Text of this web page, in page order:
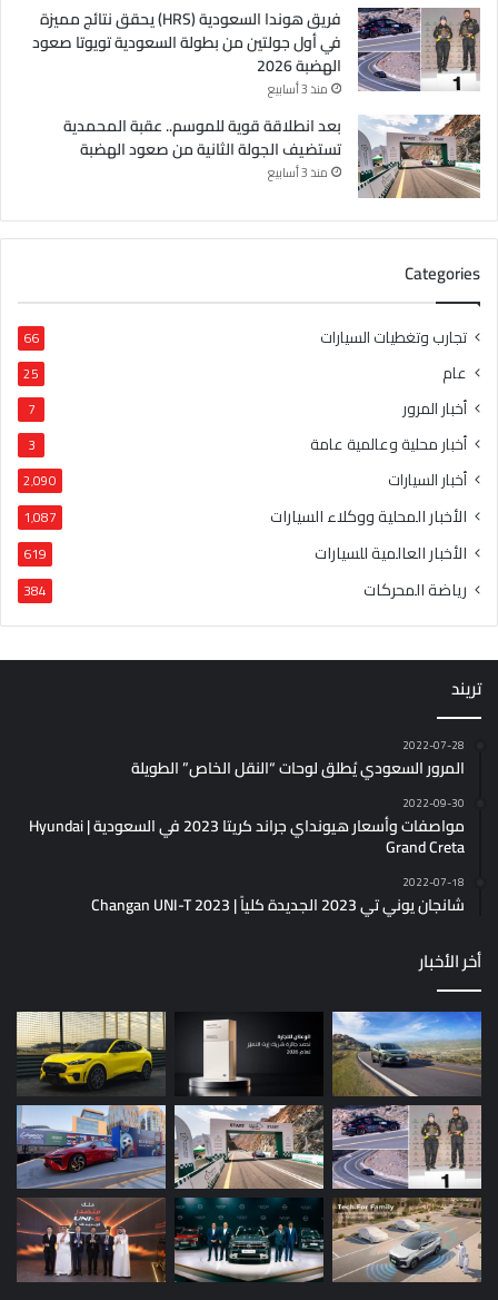
فريق هوندا السعودية (HRS) يحقق نتائج مميزة
في أول جولتين من بطولة السعودية تويوتا صعود
الهضبة 2026
منذ 3 أسابيع
بعد انطلاقة قوية للموسم.. عقبة المحمدية
تستضيف الجولة الثانية من صعود الهضبة
منذ 3 أسابيع
Categories
تجارب وتغطيات السيارات 66
عام 25
أخبار المرور 7
أخبار محلية وعالمية عامة 3
أخبار السيارات 2٬090
الأخبار المحلية ووكلاء السيارات 1٬087
الأخبار العالمية للسيارات 619
رياضة المحركات 384
تريند
2022-07-28
المرور السعودي يُطلق لوحات “النقل الخاص” الطويلة
2022-09-30
مواصفات وأسعار هيونداي جراند كريتا 2023 في السعودية | Hyundai
Grand Creta
2022-07-18
شانجان يوني تي 2023 الجديدة كلياً | Changan UNI-T 2023
أخر الأخبار